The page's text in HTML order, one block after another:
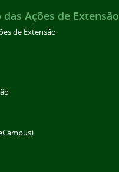
Ações de Extensão
de Extensão